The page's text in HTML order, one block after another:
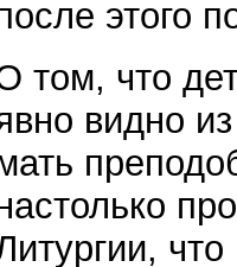
этого
том, что
видно